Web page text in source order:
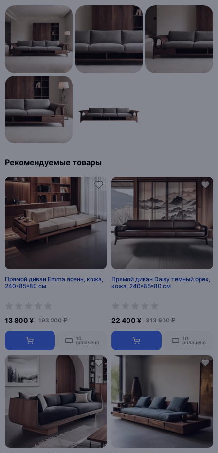
Рекомендуемые товары
Прямой диван Emma ясень, кожа,
240*85*80 см
13 800 ¥ 193 200 ₽
10
оплачено
Прямой диван Daisy темный орех,
кожа, 240*85*80 см
22 400 ¥ 313 600 ₽
10
оплачено